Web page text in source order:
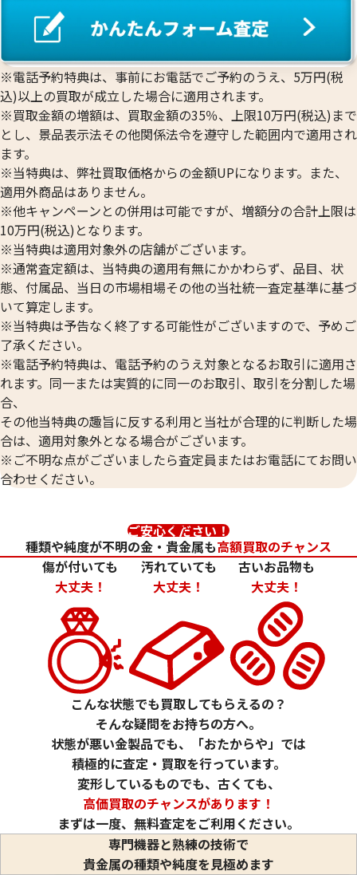
参考買取価格
参考買取価格
24金 (K24) カレンダー 新星工業 卯
1.5g
参考買取価格
44,600 円
1.5g
参考買取価格
44,600円
24金 (K24) カレンダー 新星工業 酉
参考買取価格
24金 (K24) カレン
1g
参考買取価格
29,700
※電話予約特典は、事前にお電話でご予約のうえ、5万円(税
込)以上の買取が成立した場合に適用されます。
※買取金額の増額は、買取金額の35％、上限10万円(税込)まで
とし、景品表示法その他関係法令を遵守した範囲内で適用され
ます。
※当特典は、弊社買取価格からの金額UPになります。また、
適用外商品はありません。
※他キャンペーンとの併用は可能ですが、増額分の合計上限は
10万円(税込)となります。
※当特典は適用対象外の店舗がございます。
※通常査定額は、当特典の適用有無にかかわらず、品目、状
態、付属品、当日の市場相場その他の当社統一査定基準に基づ
いて算定します。
※当特典は予告なく終了する可能性がございますので、予めご
了承ください。
※電話予約特典は、電話予約のうえ対象となるお取引に適用さ
れます。同一または実質的に同一のお取引、取引を分割した場
合、
その他当特典の趣旨に反する利用と当社が合理的に判断した場
合は、適用対象外となる場合がございます。
※ご不明な点がございましたら査定員またはお電話にてお問い
合わせください。
ご安心ください！
種類や純度が不明の金・貴金属も高額買取のチャンス
傷が付いても
大丈夫！
汚れていても
大丈夫！
古いお品物も
大丈夫！
こんな状態でも買取してもらえるの？
そんな疑問をお持ちの方へ。
状態が悪い金製品でも、「おたからや」では
積極的に査定・買取を行っています。
変形しているものでも、古くても、
高価買取のチャンスがあります！
まずは一度、無料査定をご利用ください。
専門機器と熟練の技術で
貴金属の種類や純度を見極めます